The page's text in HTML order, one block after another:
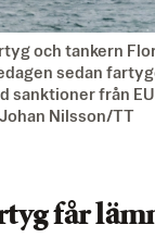
och tankern
sedan
sanktioner från
Nilsson/TT
får